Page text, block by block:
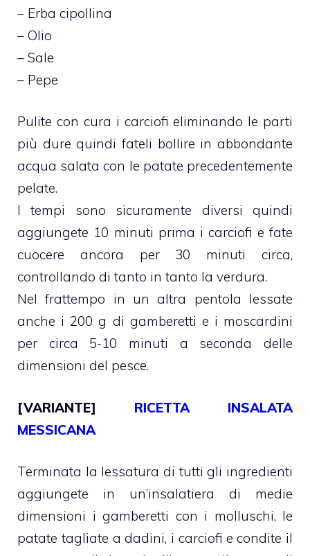
– Erba cipollina
– Olio
– Sale
– Pepe
Pulite con cura i carciofi eliminando le parti
più dure quindi fateli bollire in abbondante
acqua salata con le patate precedentemente
pelate.
I tempi sono sicuramente diversi quindi
aggiungete 10 minuti prima i carciofi e fate
cuocere ancora per 30 minuti circa,
controllando di tanto in tanto la verdura.
Nel frattempo in un altra pentola lessate
anche i 200 g di gamberetti e i moscardini
per circa 5-10 minuti a seconda delle
dimensioni del pesce.
[VARIANTE] RICETTA INSALATA
MESSICANA
Terminata la lessatura di tutti gli ingredienti
aggiungete in un’insalatiera di medie
dimensioni i gamberetti con i molluschi, le
patate tagliate a dadini, i carciofi e condite il